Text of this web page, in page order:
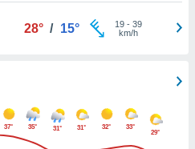
28° / 15° 19- 39
km/h
37° 35° 31° 31° 32° 33°
29°